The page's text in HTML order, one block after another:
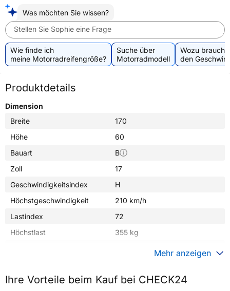
Was möchten Sie wissen?
Stellen Sie Sophie eine Frage
Wie finde ich
meine Motorradreifengröße?
Suche über
Motorradmodell
Wozu
den
Produktdetails
Dimension
Breite
170
Höhe
60
Bauart
B
Zoll
17
Geschwindigkeitsindex
H
Höchstgeschwindigkeit
210 km/h
Lastindex
72
Höchstlast
355 kg
Fahrzeugtyp
Motorrad
Mehr anzeigen
Ihre Vorteile beim Kauf bei CHECK24